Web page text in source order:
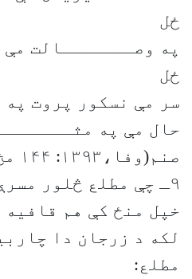
ځل
په وصـــــــالت
ځل
سر مې نسکور پروت په
حال مې په
صنم(وفا،۱۳۹۳: ۱۴۴ مخ)
۹ـ چې مطلع څلور
خپل منځ کې هم
لکه د زرجان دا
مطلع: